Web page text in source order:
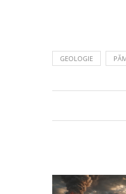
GEOLOGIE